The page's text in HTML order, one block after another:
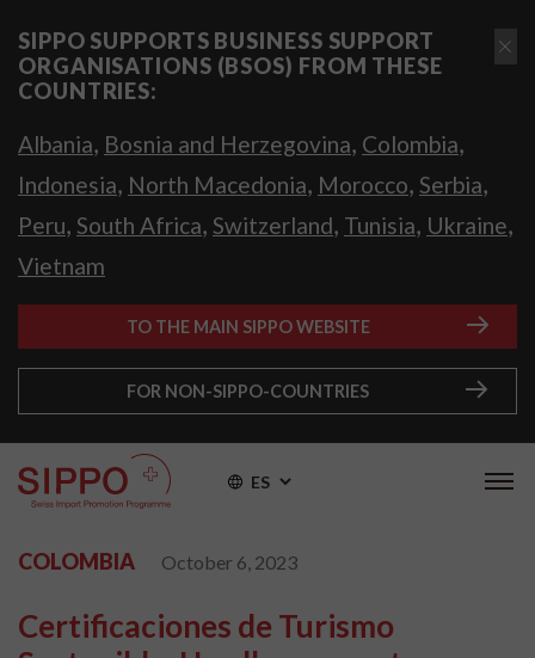
SIPPO SUPPORTS BUSINESS SUPPORT
ORGANISATIONS (BSOS) FROM THESE
COUNTRIES:
Albania, Bosnia and Herzegovina, Colombia,
Indonesia, North Macedonia, Morocco, Serbia,
Peru, South Africa, Switzerland, Tunisia, Ukraine,
Vietnam
TO THE MAIN SIPPO WEBSITE
FOR NON-SIPPO-COUNTRIES
ES
COLOMBIA October 6, 2023
Certificaciones de Turismo